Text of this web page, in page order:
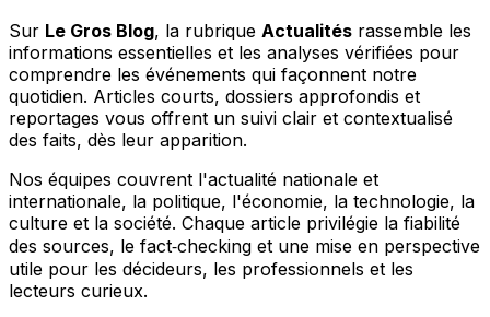
Sur Le Gros Blog, la rubrique Actualités rassemble les
informations essentielles et les analyses vérifiées pour
comprendre les événements qui façonnent notre
quotidien. Articles courts, dossiers approfondis et
reportages vous offrent un suivi clair et contextualisé
des faits, dès leur apparition.
Nos équipes couvrent l'actualité nationale et
internationale, la politique, l'économie, la technologie, la
culture et la société. Chaque article privilégie la fiabilité
des sources, le fact‑checking et une mise en perspective
utile pour les décideurs, les professionnels et les
lecteurs curieux.